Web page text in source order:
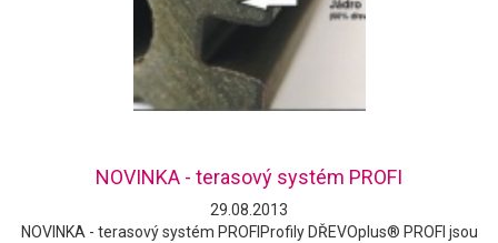
NOVINKA - terasový systém PROFI
29.08.2013
NOVINKA - terasový systém PROFIProfily DŘEVOplus® PROFI jsou